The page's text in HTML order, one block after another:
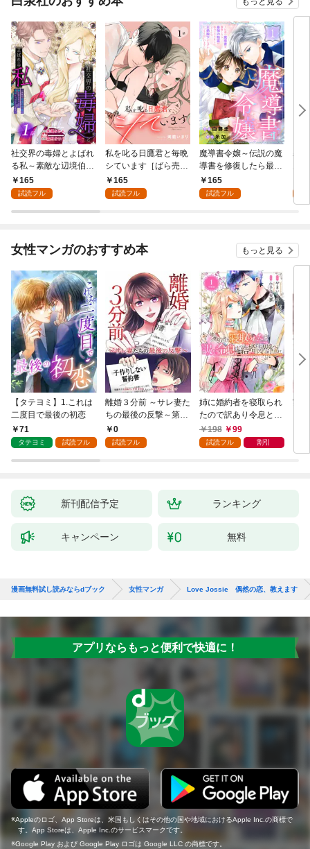
社交界の毒婦とよばれ
る私～素敵な辺境伯令
息に腕を折られたの
で、責任とってもらい
第1話
165
試読フル
私を叱る日鷹君と毎晩
シています［ばら売
り］ 第1話
165
試読フル
魔導書令嬢～伝説の魔
導書を修復したら最強
の精霊が味方になりま
した（クールな王弟殿
165
試読フル
寡
の
～
女性マンガのおすすめ本 もっと見る
【タテヨミ】1.これは
二度目で最後の初恋
71
タテヨミ 試読フル
離婚３分前 ～サレ妻た
ちの最後の反撃～第1
話0
試読フル
姉に婚約者を寝取られ
たので訳あり令息と結
婚して辺境へと向かい
ます ～苦労の先に待っ
198 99
試読フル 割引
実
新刊配信予定 ランキング
キャンペーン 無料
漫画無料試し読みならdブック 女性マンガ Love Jossie 偶然の恋、教えます
アプリならもっと便利で快適に！
Appleのロゴ、App Storeは、米国もしくはその他の国や地域におけるApple Inc.の商標で
す。App Storeは、Apple Inc.のサービスマークです。
Google Play および Google Play ロゴは Google LLC の商標です。